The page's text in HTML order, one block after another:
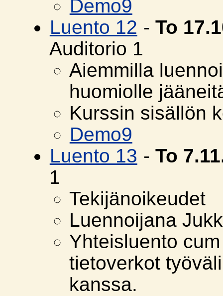
Demo9
Luento 12 - To
Auditorio 1
Aiemmilla
huomiolle
Kurssin sisällön
Demo9
Luento 13 - To
1
Tekijänoikeudet
Luennoijana
Yhteisluento
tietoverkot
kanssa.